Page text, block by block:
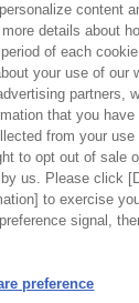
電子公告
Corporation All
content
details about
of each
your use of our
partners,
that you have
from your use
to opt out of sale
us. Please click
to exercise
signal,
preference